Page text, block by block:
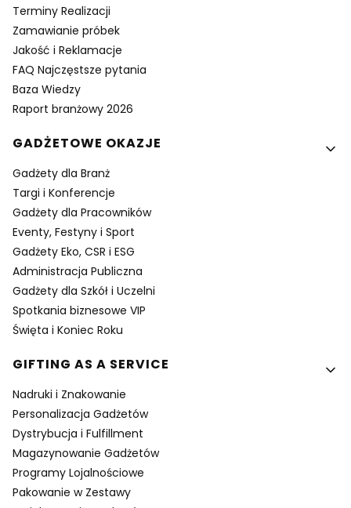
Terminy Realizacji
Zamawianie próbek
Jakość i Reklamacje
FAQ Najczęstsze pytania
Baza Wiedzy
Raport branżowy 2026
GADŻETOWE OKAZJE
Gadżety dla Branż
Targi i Konferencje
Gadżety dla Pracowników
Eventy, Festyny i Sport
Gadżety Eko, CSR i ESG
Administracja Publiczna
Gadżety dla Szkół i Uczelni
Spotkania biznesowe VIP
Święta i Koniec Roku
GIFTING AS A SERVICE
Nadruki i Znakowanie
Personalizacja Gadżetów
Dystrybucja i Fulfillment
Magazynowanie Gadżetów
Programy Lojalnościowe
Pakowanie w Zestawy